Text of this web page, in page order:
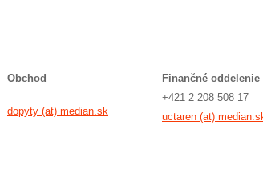
Obchod
dopyty (at) median.sk
Finančné oddelenie
+421 2 208 508 17
uctaren (at)